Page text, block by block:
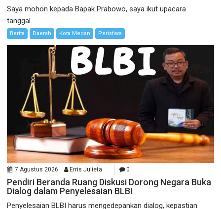
Saya mohon kepada Bapak Prabowo, saya ikut upacara
tanggal...
Berita Daerah Kota Medan Peristiwa
7 Agustus 2026 Erris Julieta 0
Pendiri Beranda Ruang Diskusi Dorong Negara Buka
Dialog dalam Penyelesaian BLBI
Penyelesaian BLBI harus mengedepankan dialog, kepastian